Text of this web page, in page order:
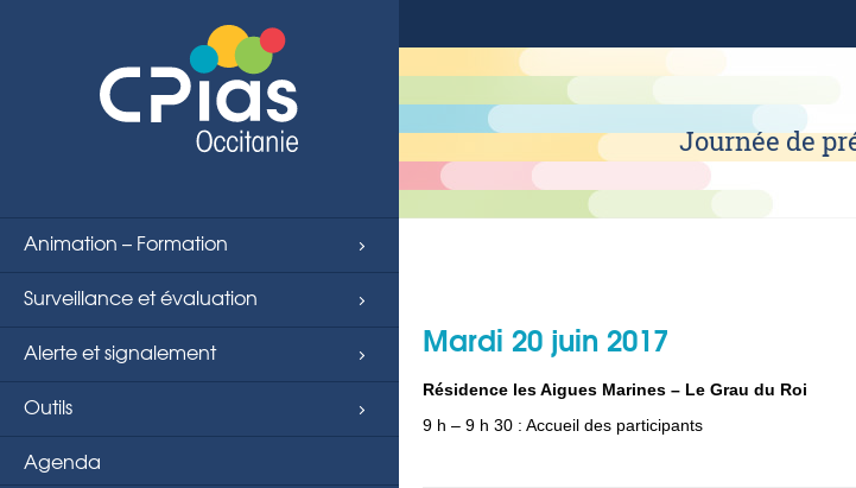
Animation – Formation
Surveillance et évaluation
Alerte et signalement
Outils
Agenda
Journée de
Mardi 20 juin 2017
Résidence les Aigues Marines – Le Grau du Roi
9 h – 9 h 30 : Accueil des participants